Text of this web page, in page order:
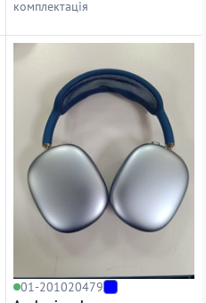
комплектація
01-201020479